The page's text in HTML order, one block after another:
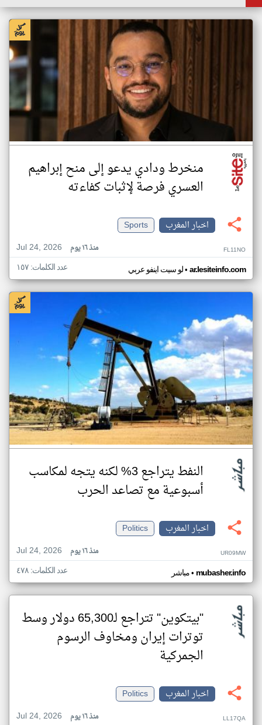
منخرط ودادي يدعو إلى منح إبراهيم
العسري فرصة لإثبات كفاءته
اخبار المغرب
Sports
Jul 24, 2026
منذ ١٦ يوم FL11NO
لو سيت اينفو عربي• ar.lesiteinfo.com عدد الكلمات: ١٥٧
النفط يتراجع 3% لكنه يتجه لمكاسب
أسبوعية مع تصاعد الحرب
اخبار المغرب
Politics
Jul 24, 2026
منذ ١٦ يوم UR09MW
مباشر• mubasher.info عدد الكلمات: ٤٧٨
"بيتكوين" تتراجع لـ65,300 دولار وسط
توترات إيران ومخاوف الرسوم
الجمركية
اخبار المغرب
Politics
Jul 24, 2026
منذ ١٦ يوم LL17QA